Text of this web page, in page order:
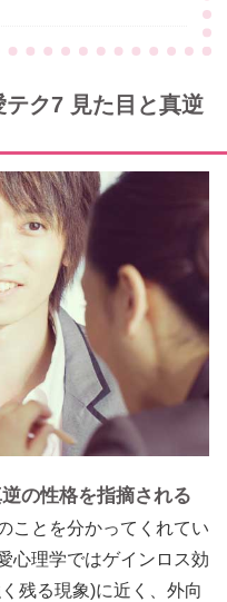
ク7 見た目と真逆
の性格を指摘される
ことを分かってくれてい
心理学ではゲインロス効
残る現象)に近く、外向